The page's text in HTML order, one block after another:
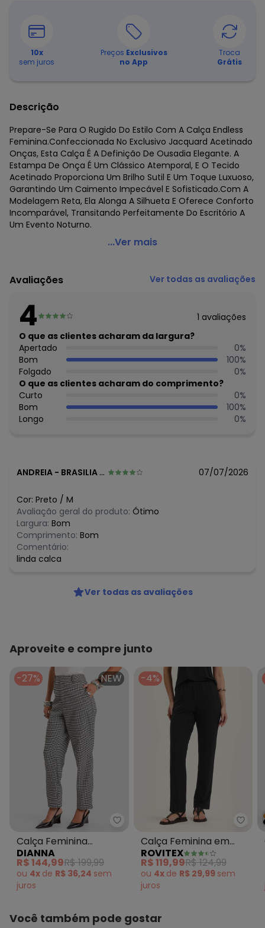
10x
sem juros
Preços Exclusivos
no App
Troca
Grátis
Descrição
Prepare-Se Para O Rugido Do Estilo Com A Calça Endless
Feminina.Confeccionada No Exclusivo Jacquard Acetinado
Onças, Esta Calça É A Definição De Ousadia Elegante. A
Estampa De Onça É Um Clássico Atemporal, E O Tecido
Acetinado Proporciona Um Brilho Sutil E Um Toque Luxuoso,
Garantindo Um Caimento Impecável E Sofisticado.Com A
Modelagem Reta, Ela Alonga A Silhueta E Oferece Conforto
Incomparável, Transitando Perfeitamente Do Escritório A
Um Evento Noturno.
Endless - Calça Jacquard Acetinado Onças Preto
Fornecedor: ROVITEX IND E COM DE MALHAS LTDA / CNPJ
79.233.672/0010-98
Cuidados para conservação do produto: Lavar à mão. Não
usar alvejante. Não usar secadora. Secar na sombra. Não
passar. Não lavar a seco.
Tecido: Jacquard Acetinado Onça
Composição: Peca Total 100% Poliéster
Histórico de preços
O preço apresentado abaixo é o menor oferecido em
algum dia do mês, para o menor tamanho disponível.
agosto/2026
N/D*
abril/2026 R$ 174,99
fevereiro/2026
...Ver mais
Avaliações Ver todas as avaliações
4 1 avaliações
O que as clientes acharam da largura?
Apertado
0%
Bom
100%
Folgado
0%
O que as clientes acharam do comprimento?
Curto
0%
Bom
100%
Longo
0%
ANDREIA - BRASILIA - DF 07/07/2026
Cor: Preto / M
Avaliação geral do produto: Ótimo
Largura: Bom
Comprimento: Bom
Comentário:
linda calca
Ver todas as avaliações
Aproveite e compre junto
-27% NEW
Dianna - Calça Feminina
Calça Feminina
Cenoura em Xadrez
Dueto Preto
DIANNA
R$ 144,99R$ 199,99
ou 4x de R$ 36,24 sem
juros
-4%
Calça Feminina em
Molecotton de Viscose
Preto
ROVITEX
R$ 119,99R$ 124,99
ou 4x de R$ 29,99 sem
juros
Você também pode gostar